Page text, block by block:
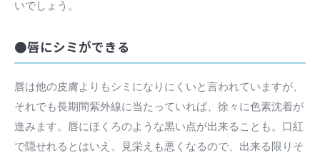
いでしょう。
●唇にシミができる
唇は他の皮膚よりもシミになりにくいと言われていますが、
それでも長期間紫外線に当たっていれば、徐々に色素沈着が
進みます。唇にほくろのような黒い点が出来ることも。口紅
で隠せれるとはいえ、見栄えも悪くなるので、出来る限りそ